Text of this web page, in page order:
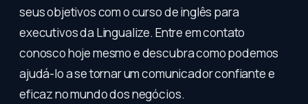
seus objetivos com o curso de inglês para
executivos da Lingualize. Entre em contato
conosco hoje mesmo e descubra como podemos
ajudá-lo a se tornar um comunicador confiante e
eficaz no mundo dos negócios.